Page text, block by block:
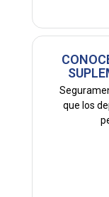
que los